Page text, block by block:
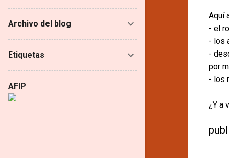
Aquí
- el
- los
-
por
- los
¿Y a
Archivo del blog
Etiquetas
AFIP